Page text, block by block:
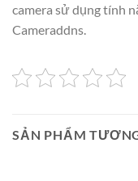
camera sử dụng tính
Cameraddns.
SẢN PHẨM